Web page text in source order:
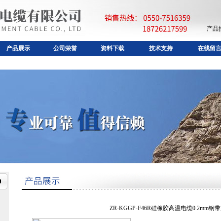
产品
产品展示 公司荣誉 资料下载 技术支持 在线留言
ZR-KGGP-F46R硅橡胶高温电缆0.2mm钢